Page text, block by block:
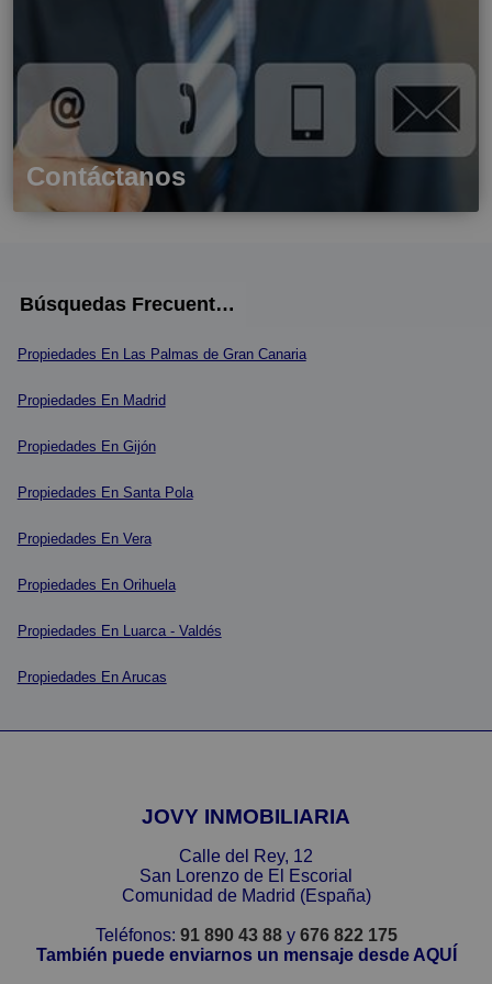
Contáctanos
Búsquedas Frecuentes
Propiedades En Las Palmas de Gran Canaria
Propiedades En Madrid
Propiedades En Gijón
Propiedades En Santa Pola
Propiedades En Vera
Propiedades En Orihuela
Propiedades En Luarca - Valdés
Propiedades En Arucas
JOVY INMOBILIARIA
Calle del Rey, 12
San Lorenzo de El Escorial
Comunidad de Madrid (España)
Teléfonos: 91 890 43 88y 676 822 175
También puede enviarnos un mensaje desde AQUÍ